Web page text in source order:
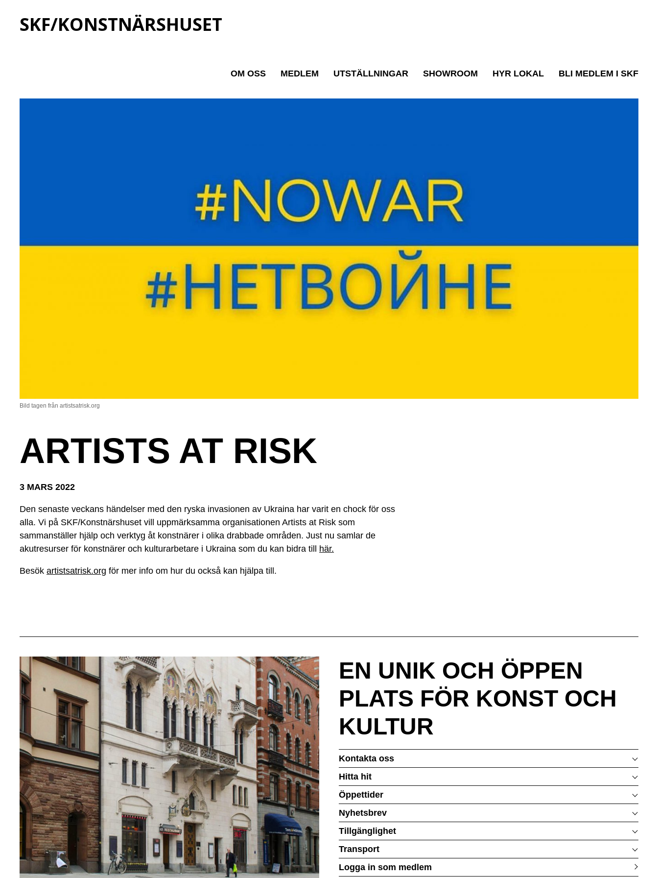
SKF/KONSTNÄRSHUSET
OM OSS MEDLEM UTSTÄLLNINGAR SHOWROOM HYR LOKAL BLI MEDLEM I SKF
Bild tagen från artistsatrisk.org
ARTISTS AT RISK
3 MARS 2022
Den senaste veckans händelser med den ryska invasionen av Ukraina har varit en chock för oss
alla. Vi på SKF/Konstnärshuset vill uppmärksamma organisationen Artists at Risk som
sammanställer hjälp och verktyg åt konstnärer i olika drabbade områden. Just nu samlar de
akutresurser för konstnärer och kulturarbetare i Ukraina som du kan bidra till här.
Besök artistsatrisk.org för mer info om hur du också kan hjälpa till.
EN UNIK OCH ÖPPEN
PLATS FÖR KONST OCH
KULTUR
Kontakta oss
Hitta hit
Öppettider
Nyhetsbrev
Tillgänglighet
Transport
Logga in som medlem